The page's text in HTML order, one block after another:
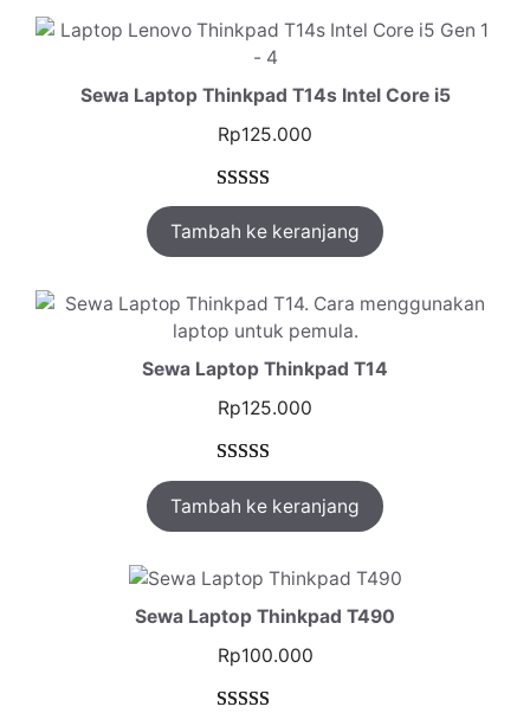
Sewa Laptop Thinkpad T14s Intel Core i5
Rp125.000
Peringkat
5.00dari 5
berdasarkan
1
penilaian
pelanggan
Tambah ke keranjang
Sewa Laptop Thinkpad T14
Rp125.000
Peringkat
5.00dari 5
berdasarkan
1
penilaian
Tambah ke keranjang
Sewa Laptop Thinkpad T490
Rp100.000